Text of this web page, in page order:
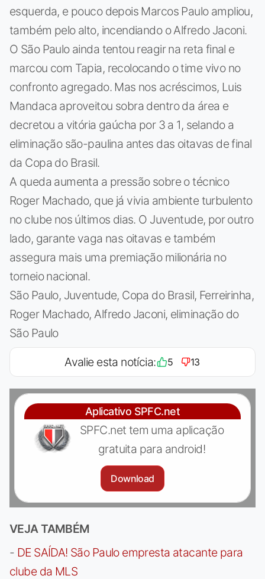
esquerda, e pouco depois Marcos Paulo ampliou,
também pelo alto, incendiando o Alfredo Jaconi.
O São Paulo ainda tentou reagir na reta final e
marcou com Tapia, recolocando o time vivo no
confronto agregado. Mas nos acréscimos, Luis
Mandaca aproveitou sobra dentro da área e
decretou a vitória gaúcha por 3 a 1, selando a
eliminação são-paulina antes das oitavas de final
da Copa do Brasil.
A queda aumenta a pressão sobre o técnico
Roger Machado, que já vivia ambiente turbulento
no clube nos últimos dias. O Juventude, por outro
lado, garante vaga nas oitavas e também
assegura mais uma premiação milionária no
torneio nacional.
São Paulo, Juventude, Copa do Brasil, Ferreirinha,
Roger Machado, Alfredo Jaconi, eliminação do
São Paulo
Avalie esta notícia: 5 13
Aplicativo SPFC.net
SPFC.net tem uma aplicação
gratuita para android!
Download
VEJA TAMBÉM
- DE SAÍDA! São Paulo empresta atacante para
clube da MLS